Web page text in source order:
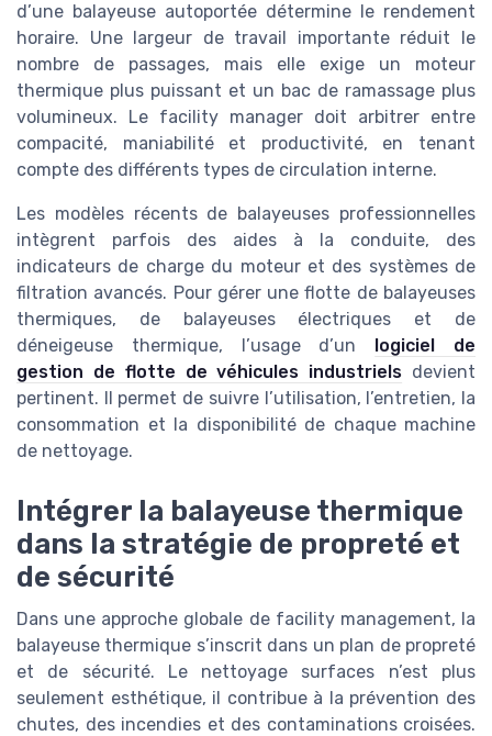
d’une balayeuse autoportée détermine le rendement
horaire. Une largeur de travail importante réduit le
nombre de passages, mais elle exige un moteur
thermique plus puissant et un bac de ramassage plus
volumineux. Le facility manager doit arbitrer entre
compacité, maniabilité et productivité, en tenant
compte des différents types de circulation interne.
Les modèles récents de balayeuses professionnelles
intègrent parfois des aides à la conduite, des
indicateurs de charge du moteur et des systèmes de
filtration avancés. Pour gérer une flotte de balayeuses
thermiques, de balayeuses électriques et de
déneigeuse thermique, l’usage d’un
logiciel de
gestion de flotte de véhicules industriels devient
pertinent. Il permet de suivre l’utilisation, l’entretien, la
consommation et la disponibilité de chaque machine
de nettoyage.
Intégrer la balayeuse thermique
dans la stratégie de propreté et
de sécurité
Dans une approche globale de facility management, la
balayeuse thermique s’inscrit dans un plan de propreté
et de sécurité. Le nettoyage surfaces n’est plus
seulement esthétique, il contribue à la prévention des
chutes, des incendies et des contaminations croisées.